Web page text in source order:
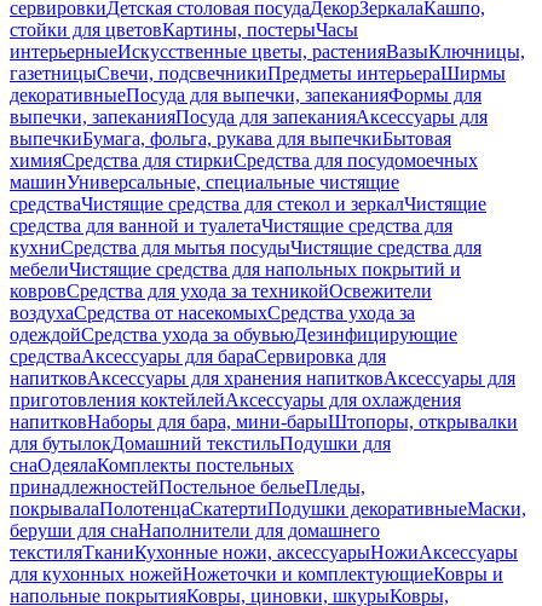
сервировкиДетская столовая посудаДекорЗеркалаКашпо,
стойки для цветовКартины, постерыЧасы
интерьерныеИскусственные цветы, растенияВазыКлючницы,
газетницыСвечи, подсвечникиПредметы интерьераШирмы
декоративныеПосуда для выпечки, запеканияФормы для
выпечки, запеканияПосуда для запеканияАксессуары для
выпечкиБумага, фольга, рукава для выпечкиБытовая
химияСредства для стиркиСредства для посудомоечных
машинУниверсальные, специальные чистящие
средстваЧистящие средства для стекол и зеркалЧистящие
средства для ванной и туалетаЧистящие средства для
кухниСредства для мытья посудыЧистящие средства для
мебелиЧистящие средства для напольных покрытий и
ковровСредства для ухода за техникойОсвежители
воздухаСредства от насекомыхСредства ухода за
одеждойСредства ухода за обувьюДезинфицирующие
средстваАксессуары для бараСервировка для
напитковАксессуары для хранения напитковАксессуары для
приготовления коктейлейАксессуары для охлаждения
напитковНаборы для бара, мини-барыШтопоры, открывалки
для бутылокДомашний текстильПодушки для
снаОдеялаКомплекты постельных
принадлежностейПостельное бельеПледы,
покрывалаПолотенцаСкатертиПодушки декоративныеМаски,
беруши для снаНаполнители для домашнего
текстиляТканиКухонные ножи, аксессуарыНожиАксессуары
для кухонных ножейНожеточки и комплектующиеКовры и
напольные покрытияКовры, циновки, шкурыКовры,